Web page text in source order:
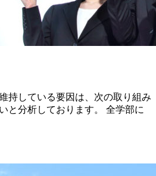
持している要因は、次の取り組み
と分析しております。 全学部に